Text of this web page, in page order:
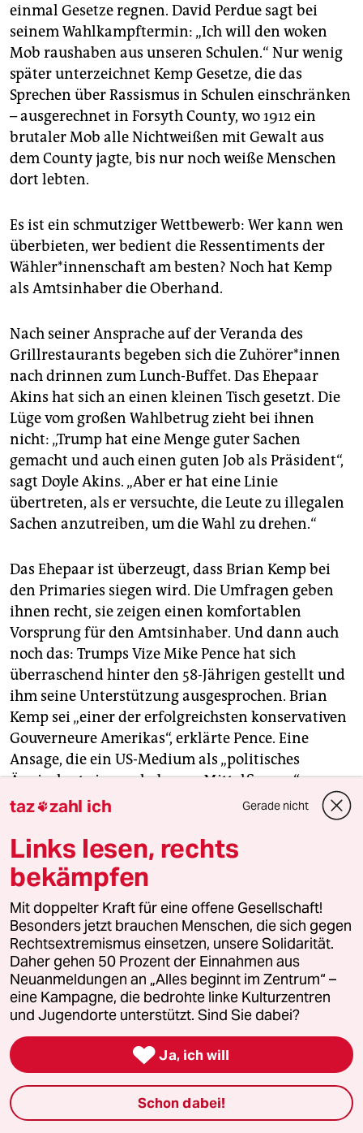
einmal Gesetze regnen. David Perdue sagt bei
seinem Wahlkampftermin: „Ich will den ­woken
Mob raushaben aus unseren Schulen.“ Nur wenig
später unterzeichnet Kemp Gesetze, die das
Sprechen über Rassismus in Schulen einschränken
– ausgerechnet in Forsyth County, wo 1912 ein
brutaler Mob alle Nichtweißen mit ­Gewalt aus
dem County jagte, bis nur noch weiße Menschen
dort lebten.
Es ist ein schmutziger Wettbewerb: Wer kann wen
überbieten, wer bedient die Ressentiments der
Wäh­le­r*in­nen­schaft am besten? Noch hat Kemp
als Amtsinhaber die Oberhand.
Nach seiner Ansprache auf der Veranda des
Grillrestaurants begeben sich die Zu­hö­re­r*in­nen
nach drinnen zum Lunch-Buffet. Das Ehepaar
Akins hat sich an einen kleinen Tisch gesetzt. Die
Lüge vom großen Wahlbetrug zieht bei ihnen
nicht: „Trump hat eine Menge guter Sachen
gemacht und auch einen guten Job als Präsident“,
sagt Doy­le Akins. „Aber er hat eine Linie
übertreten, als er versuchte, die Leute zu illegalen
Sachen anzutreiben, um die Wahl zu drehen.“
Das Ehepaar ist überzeugt, dass Brian Kemp bei
den Primaries siegen wird. Die Umfragen geben
ihnen recht, sie zeigen einen komfortablen
Vorsprung für den Amtsinhaber. Und dann auch
noch das: Trumps Vize Mike Pence hat sich
überraschend hinter den 58-Jährigen gestellt und
ihm seine Unterstützung ausgesprochen. Brian
Kemp sei „einer der erfolgreichsten konservativen
Gouverneure Amerikas“, erklärte Pence. Eine
Ansage, die ein US-Medium als „politisches
Äquivalent eines erhobenen Mittelfingers“ von
Pence in Richtung seines alten Chefs Donald
Donald Trump mag sich als Königsmacher sehen.
Doch in Georgia könnte ihn eine Klatsche
erwarten. „Das ist das Überraschende“, sagt
Katherine Hurley. Ab und zu bekomme sie Anrufe
von Leuten, die ein Schild der Kan­di­da­t*in­nen für
ihren Garten wollten. Kürzlich habe eine Frau aus
der Gegend sie angerufen und um eine Tafel mit
dem Namen des Gouverneurs gebeten: „Ich habe
mein Trump-Schild schon da stehen, jetzt brauche
ich noch mein Kemp-Schild“, habe sie gesagt.
Auf Hurleys Frage, wie sie das miteinander
vereinbare, habe die Frau geantwortet: „Nun,
taz zahl ich Gerade nicht
Links lesen, rechts
bekämpfen
Mit doppelter Kraft für eine offene Gesellschaft!
Besonders jetzt brauchen Menschen, die sich gegen
Rechtsextremismus einsetzen, unsere Solidarität.
Daher gehen 50 Prozent der Einnahmen aus
Neuanmeldungen an „Alles beginnt im Zentrum“ –
eine Kampagne, die bedrohte linke Kulturzentren
und Jugendorte unterstützt. Sind Sie dabei?
 Ja, ich will
Schon dabei!